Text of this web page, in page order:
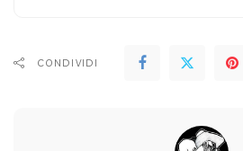
CONDIVIDI